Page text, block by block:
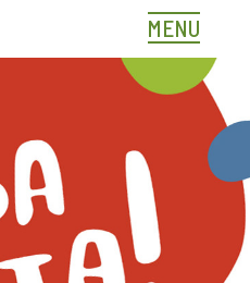
MENU